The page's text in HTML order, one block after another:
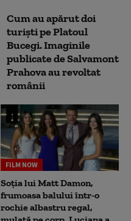
Cum au apărut doi
turiști pe Platoul
Bucegi. Imaginile
publicate de Salvamont
Prahova au revoltat
românii
FILM NOW
Soția lui Matt Damon,
frumoasa balului într-o
rochie albastru regal,